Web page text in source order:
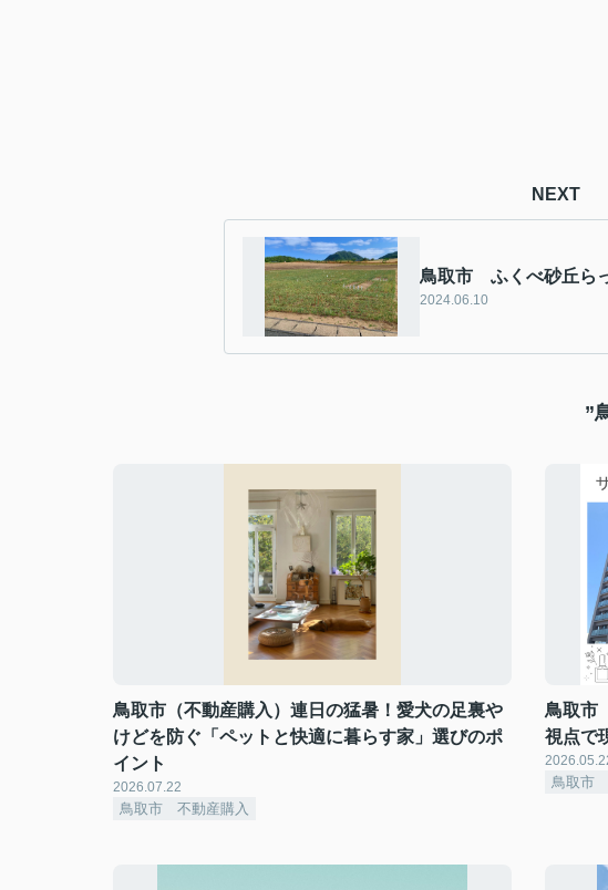
NEXT
鳥取市 ふくべ砂丘ら
2024.06.10
”
鳥取市（不動産購入）連日の猛暑！愛犬の足裏や
けどを防ぐ「ペットと快適に暮らす家」選びのポ
イント
2026.07.22
鳥取市 不動産購入
鳥取市
視点で
鳥取市